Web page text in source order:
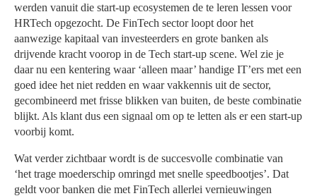
werden vanuit die start-up ecosystemen de te leren lessen voor
HRTech opgezocht. De FinTech sector loopt door het
aanwezige kapitaal van investeerders en grote banken als
drijvende kracht voorop in de Tech start-up scene. Wel zie je
daar nu een kentering waar ‘alleen maar’ handige IT’ers met een
goed idee het niet redden en waar vakkennis uit de sector,
gecombineerd met frisse blikken van buiten, de beste combinatie
blijkt. Als klant dus een signaal om op te letten als er een start-up
voorbij komt.
Wat verder zichtbaar wordt is de succesvolle combinatie van
‘het trage moederschip omringd met snelle speedbootjes’. Dat
geldt voor banken die met FinTech allerlei vernieuwingen